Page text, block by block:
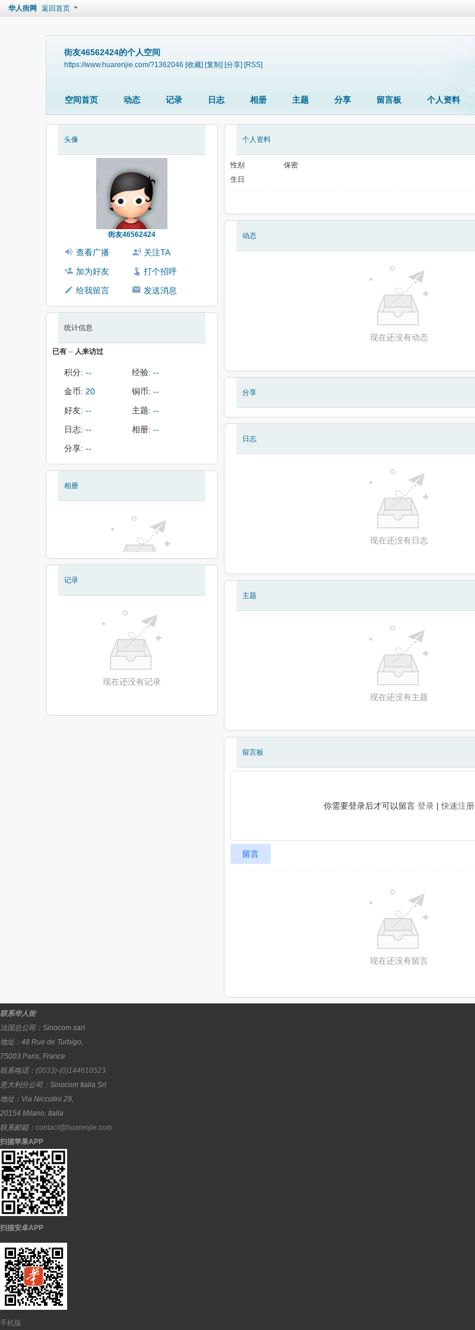
华人街网 返回首页
街友46562424的个人空间
https://www.huarenjie.com/?1362046 [收藏] [复制] [分享] [RSS]
空间首页 动态 记录 日志 相册 主题 分享 留言板 个人资料
头像
街友46562424
查看广播
关注TA
加为好友
打个招呼
给我留言
发送消息
统计信息
已有 -- 人来访过
积分: -- 经验: --
金币: 20 铜币: --
好友: -- 主题: --
日志: -- 相册: --
分享: --
相册
记录
现在还没有记录
个人资料
性别
保密
生日
动态
现在还没有动态
分享
日志
现在还没有日志
主题
现在还没有主题
留言板
你需要登录后才可以留言 登录 |快速注册
留言
现在还没有留言
联系华人街
法国总公司： Sinocom sarl
地址： 48 Rue de Turbigo,
75003 Paris, France
联系电话： (0033)-(0)144610523
意大利分公司： Sinocom Italia Srl
地址： Via Niccolini 29,
20154 Milano, Italia
联系邮箱： contact@huarenjie.com
扫描苹果APP
扫描安卓APP
手机版